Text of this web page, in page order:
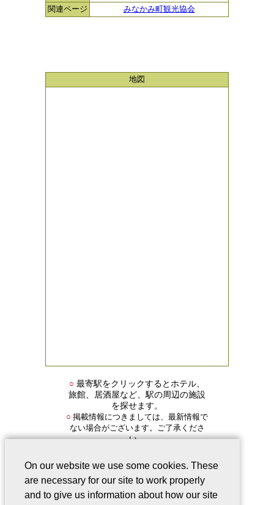
関連ページ
みなかみ町観光協会
地図
○ 最寄駅をクリックするとホテル、
旅館、居酒屋など、駅の周辺の施設
を探せます。
○ 掲載情報につきましては、最新情報で
ない場合がございます。ご了承くださ
い。
On our website we use some cookies. These
are necessary for our site to work properly
and to give us information about how our site